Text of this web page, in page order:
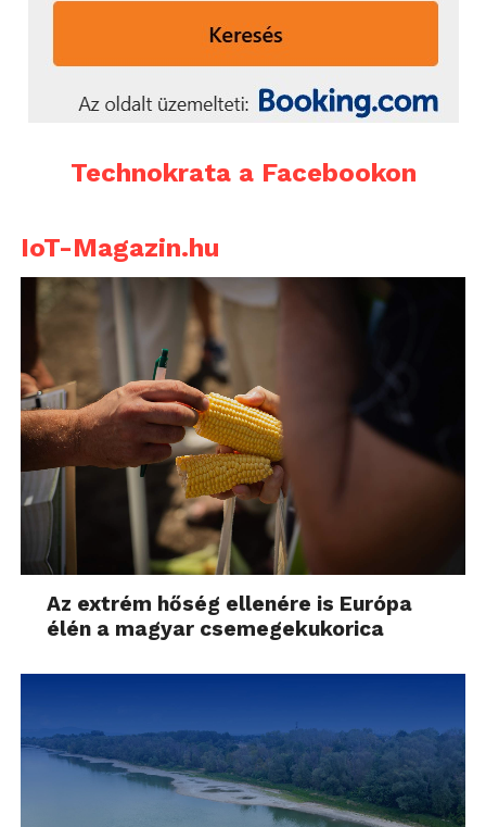
Technokrata a Facebookon
IoT-Magazin.hu
Az extrém hőség ellenére is Európa
élén a magyar csemegekukorica